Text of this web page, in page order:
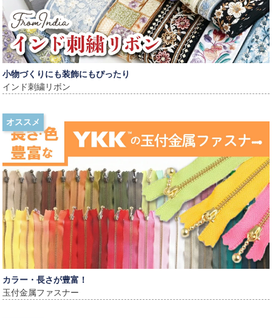
小物づくりにも装飾にもぴったり
インド刺繍リボン
オススメ
カラー・長さが豊富！
玉付金属ファスナー